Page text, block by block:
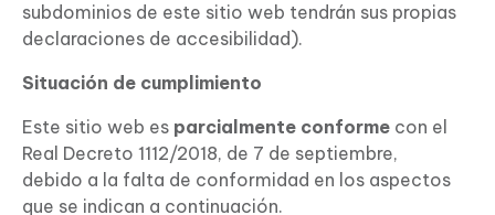
subdominios de este sitio web tendrán sus propias
declaraciones de accesibilidad).
Situación de cumplimiento
Este sitio web es parcialmente conforme con el
Real Decreto 1112/2018, de 7 de septiembre,
debido a la falta de conformidad en los aspectos
que se indican a continuación.